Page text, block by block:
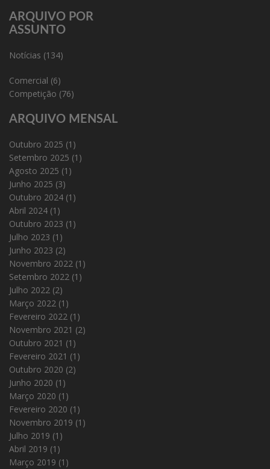
ARQUIVO POR
ASSUNTO
Notícias (134)
Comercial (6)
Competição (76)
ARQUIVO MENSAL
Outubro 2025 (1)
Setembro 2025 (1)
Agosto 2025 (1)
Junho 2025 (3)
Outubro 2024 (1)
Abril 2024 (1)
Outubro 2023 (1)
Julho 2023 (1)
Junho 2023 (2)
Novembro 2022 (1)
Setembro 2022 (1)
Julho 2022 (2)
Março 2022 (1)
Fevereiro 2022 (1)
Novembro 2021 (2)
Outubro 2021 (1)
Fevereiro 2021 (1)
Outubro 2020 (2)
Junho 2020 (1)
Março 2020 (1)
Fevereiro 2020 (1)
Novembro 2019 (1)
Julho 2019 (1)
Abril 2019 (1)
Março 2019 (1)